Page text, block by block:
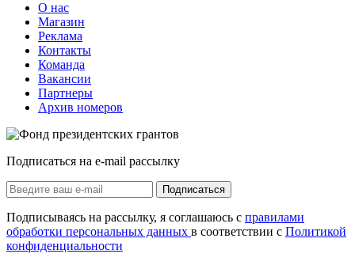
О нас
Магазин
Реклама
Контакты
Команда
Вакансии
Партнеры
Архив номеров
Подписаться на e-mail рассылку
Подписаться
Подписываясь на рассылку, я соглашаюсь с правилами
обработки персональных данных в соответствии с Политикой
конфиденциальности